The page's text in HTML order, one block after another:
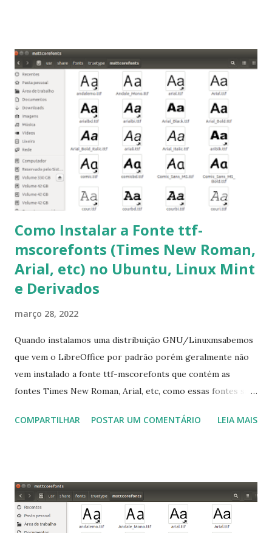
para usuários iniciantes... 1- Atualizar a lista de pacotes: $
sudo apt-get update 2- Atualizar toda a distro: $ sudo apt-
get -f dist-upgrade ou update-manager -d -c 3- Instalar
pacotes: $ sudo apt-get install [nome do pacote] 4-
Procurar arquivos corrompidos: $ sudo apt-get check 5-
Corrigir problemas de dependências, concluir instalação de
pacotes pendentes e outros erros: $ sudo apt-get -f install
6- Se o comando sudo apt-get -f install nã...
Como Instalar a Fonte ttf-
mscorefonts (Times New Roman,
Arial, etc) no Ubuntu, Linux Mint
e Derivados
março 28, 2022
Quando instalamos uma distribuição GNU/Linuxmsabemos
que vem o LibreOffice por padrão porém geralmente não
vem instalado a fonte ttf-mscorefonts que contém as
fontes Times New Roman, Arial, etc, como essas fontes são
a Associação Brasileira de Normas Técnicas (ABNT), exige
que contém essas fontes. Ao instalar o GNU/Linux abra o
terminal e execute o comando: $ sudo apt-get install ttf-
mscorefonts-installer Leia os termos de uso e avance
COMPARTILHAR POSTAR UM COMENTÁRIO LEIA MAIS